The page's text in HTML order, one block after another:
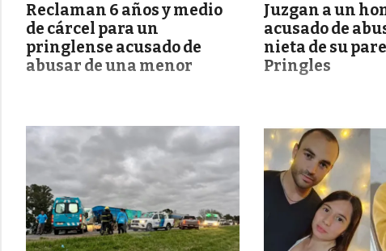
Reclaman 6 años y medio
de cárcel para un
pringlense acusado de
abusar de una menor
Juzgan a un
acusado de
nieta de su
Pringles